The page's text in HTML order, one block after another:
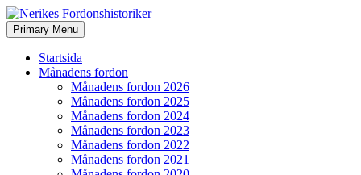
Nerikes Fordonshistoriker
Search
Primary Menu Skip
to
Startsida
Månadens fordon
Månadens fordon 2026
Månadens fordon 2025
Månadens fordon 2024
Månadens fordon 2023
Månadens fordon 2022
Månadens fordon 2021